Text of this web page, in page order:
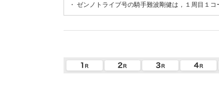
・ ゼンノトライブ号の騎手難波剛健は，１周目１